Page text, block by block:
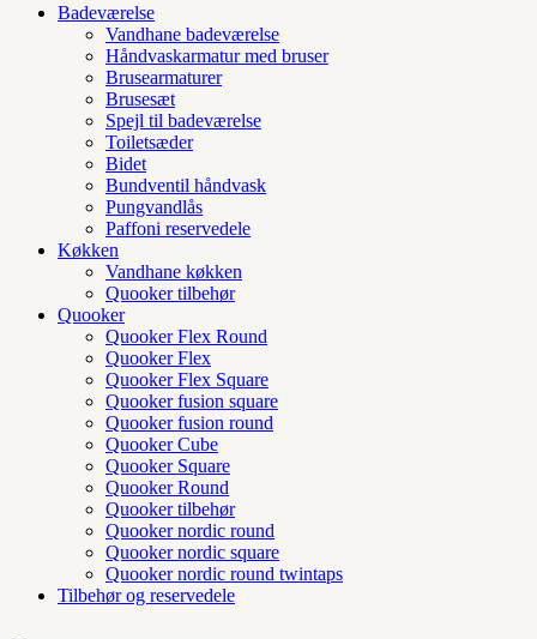
Badeværelse
Vandhane badeværelse
Håndvaskarmatur med bruser
Brusearmaturer
Brusesæt
Spejl til badeværelse
Toiletsæder
Bidet
Bundventil håndvask
Pungvandlås
Paffoni reservedele
Køkken
Vandhane køkken
Quooker tilbehør
Quooker
Quooker Flex Round
Quooker Flex
Quooker Flex Square
Quooker fusion square
Quooker fusion round
Quooker Cube
Quooker Square
Quooker Round
Quooker tilbehør
Quooker nordic round
Quooker nordic square
Quooker nordic round twintaps
Tilbehør og reservedele